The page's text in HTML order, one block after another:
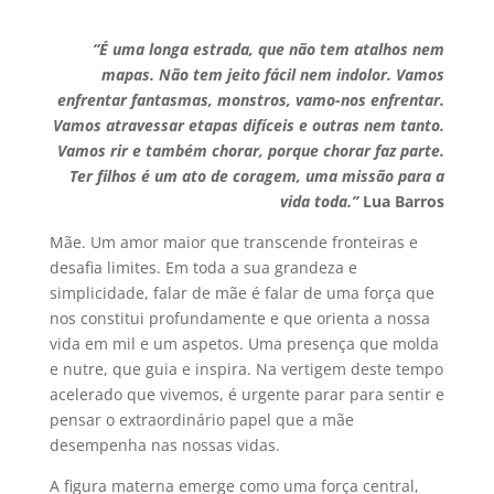
“É uma longa estrada, que não tem atalhos nem
mapas. Não tem jeito fácil nem indolor. Vamos
enfrentar fantasmas, monstros, vamo-nos enfrentar.
Vamos atravessar etapas difíceis e outras nem tanto.
Vamos rir e também chorar, porque chorar faz parte.
Ter filhos é um ato de coragem, uma missão para a
vida toda.” Lua Barros
Mãe. Um amor maior que transcende fronteiras e
desafia limites. Em toda a sua grandeza e
simplicidade, falar de mãe é falar de uma força que
nos constitui profundamente e que orienta a nossa
vida em mil e um aspetos. Uma presença que molda
e nutre, que guia e inspira. Na vertigem deste tempo
acelerado que vivemos, é urgente parar para sentir e
pensar o extraordinário papel que a mãe
desempenha nas nossas vidas.
A figura materna emerge como uma força central,